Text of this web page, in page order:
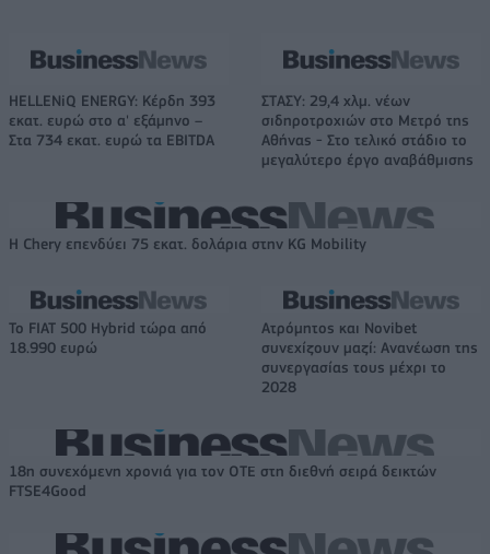
HELLENiQ ENERGY: Κέρδη 393
εκατ. ευρώ στο α' εξάμηνο –
Στα 734 εκατ. ευρώ τα EBITDA
ΣΤΑΣΥ: 29,4 χλμ. νέων
σιδηροτροχιών στο Μετρό της
Αθήνας - Στο τελικό στάδιο το
μεγαλύτερο έργο αναβάθμισης
Η Chery επενδύει 75 εκατ. δολάρια στην KG Mobility
Το FIAT 500 Hybrid τώρα από
18.990 ευρώ
Ατρόμητος και Novibet
συνεχίζουν μαζί: Ανανέωση της
συνεργασίας τους μέχρι το
2028
18η συνεχόμενη χρονιά για τον ΟΤΕ στη διεθνή σειρά δεικτών
FTSE4Good